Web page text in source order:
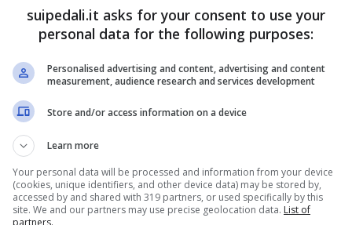
parlando stava già lottando agliultimi posti
la situazione è soltanto destinata a
ufficiale
dalla Figc . Il protagonista di questa vicenda
di 4 punti in classifica da parte
Non è nemmeno l’unica penalità ad aver
suipedali.it asks for your consent to use your
personal data for the following purposes:
Personalised advertising and content, advertising and content
measurement, audience research and services development
Store and/or access information on a device
Learn more
Your personal data will be processed and information from your device
(cookies, unique identifiers, and other device data) may be stored by,
accessed by and shared with 319 partners, or used specifically by this
site. We and our partners may use precise geolocation data. List of
partners.